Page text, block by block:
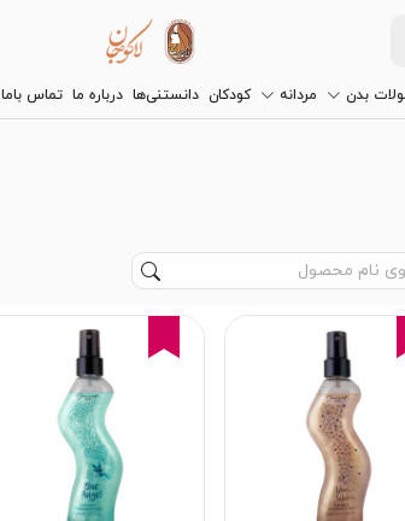
بدن مردانه کودکان دانستنی‌ها درباره ما تماس باما